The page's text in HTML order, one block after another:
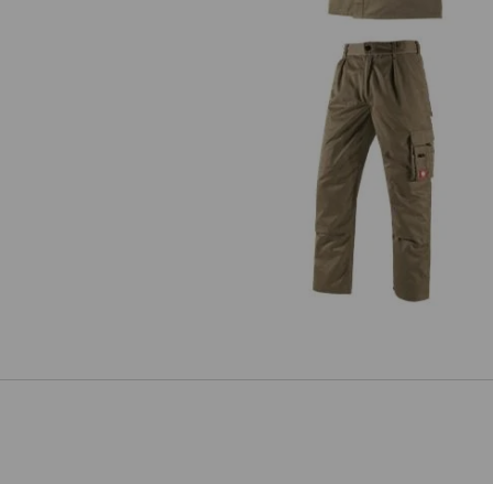
Kalhoty do pasu e.s.classic